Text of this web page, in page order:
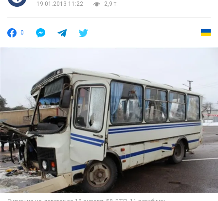
19.01.2013 11:22
2,9 т.
0